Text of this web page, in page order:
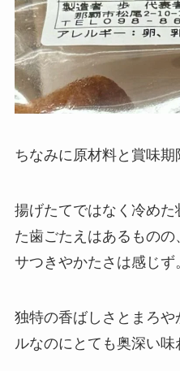
ちなみに原材料と賞味期
揚げたてではなく冷め
た歯ごたえはあるもの
サつきやかたさは感じず
独特の香ばしさとまろ
ルなのにとても奥深い味